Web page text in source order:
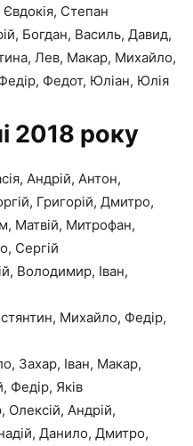
Степан
Богдан, Василь, Давид,
Лев, Макар, Михайло,
Федот, Юліан, Юлія
2018 року
Андрій, Антон,
Григорій, Дмитро,
Матвій, Митрофан,
Сергій
Володимир, Іван,
Михайло, Федір,
Захар, Іван, Макар,
Федір, Яків
Олексій, Андрій,
Данило, Дмитро,